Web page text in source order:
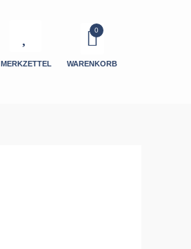
MERKZETTEL WARENKORB